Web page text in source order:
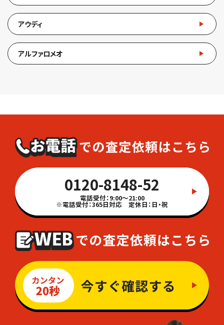
アウディ
アルファロメオ
0120-8148-52
電話受付：9:00～21:00
※電話受付：365日対応 定休日：日・祝